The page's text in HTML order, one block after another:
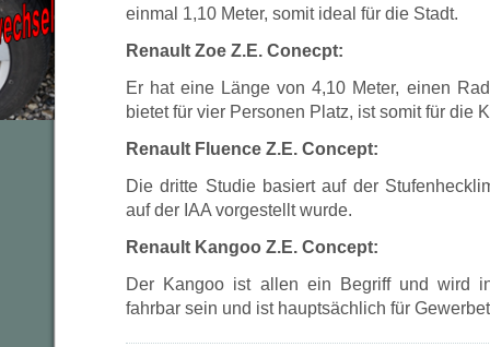
einmal 1,10 Meter, somit ideal für die Stadt.
Renault Zoe Z.E. Conecpt:
Er hat eine Länge von 4,10 Meter, einen
bietet für vier Personen Platz, ist somit für die
Renault Fluence Z.E. Concept:
Die dritte Studie basiert auf der
auf der IAA vorgestellt wurde.
Renault Kangoo Z.E. Concept:
Der Kangoo ist allen ein Begriff und wird
fahrbar sein und ist hauptsächlich für